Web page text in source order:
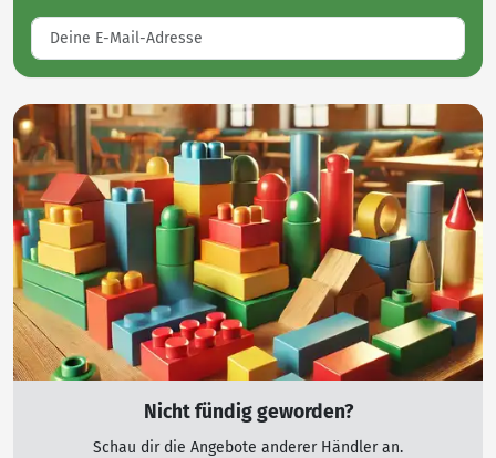
Nicht fündig geworden?
Schau dir die Angebote anderer Händler an.